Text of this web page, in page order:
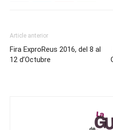
Article anterior
Fira ExproReus 2016, del 8 al
12 d’Octubre